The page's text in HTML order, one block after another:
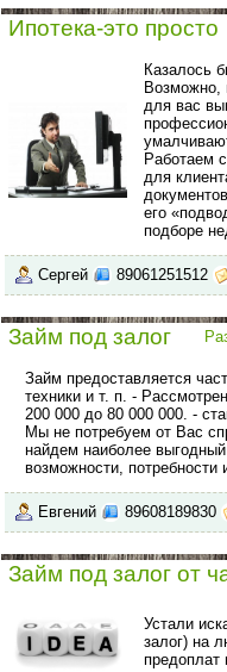
Ипотека-это просто
Казалось
Возможно,
для вас
Работаем
для
его
подборе
Сергей 89061251512
Займ под залог
Займ предоставляется
техники и т. п. -
200 000 до 80 000 000. -
Мы не потребуем от Вас
найдем наиболее
возможности, потребности
Евгений 89608189830
Займ под залог от
Устали
залог) на
предоплат